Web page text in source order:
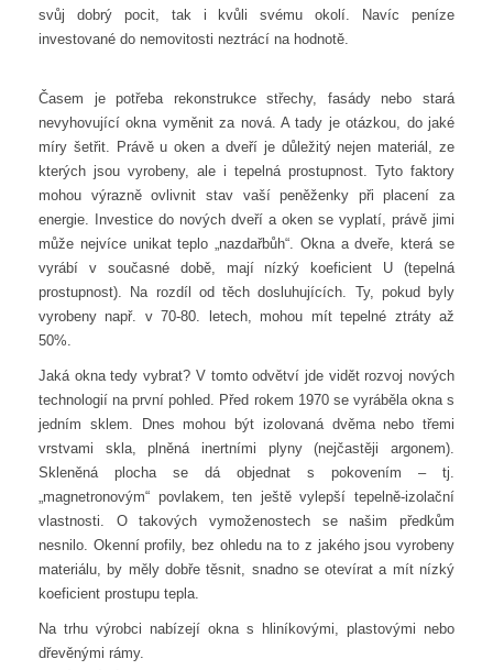
svůj dobrý pocit, tak i kvůli svému okolí. Navíc peníze
investované do nemovitosti neztrácí na hodnotě.
Časem je potřeba rekonstrukce střechy, fasády nebo stará
nevyhovující okna vyměnit za nová. A tady je otázkou, do jaké
míry šetřit. Právě u oken a dveří je důležitý nejen materiál, ze
kterých jsou vyrobeny, ale i tepelná prostupnost. Tyto faktory
mohou výrazně ovlivnit stav vaší peněženky při placení za
energie. Investice do nových dveří a oken se vyplatí, právě jimi
může nejvíce unikat teplo „nazdařbůh“. Okna a dveře, která se
vyrábí v současné době, mají nízký koeficient U (tepelná
prostupnost). Na rozdíl od těch dosluhujících. Ty, pokud byly
vyrobeny např. v 70-80. letech, mohou mít tepelné ztráty až
50%.
Jaká okna tedy vybrat? V tomto odvětví jde vidět rozvoj nových
technologií na první pohled. Před rokem 1970 se vyráběla okna s
jedním sklem. Dnes mohou být izolovaná dvěma nebo třemi
vrstvami skla, plněná inertními plyny (nejčastěji argonem).
Skleněná plocha se dá objednat s pokovením – tj.
„magnetronovým“ povlakem, ten ještě vylepší tepelně-izolační
vlastnosti. O takových vymoženostech se našim předkům
nesnilo. Okenní profily, bez ohledu na to z jakého jsou vyrobeny
materiálu, by měly dobře těsnit, snadno se otevírat a mít nízký
koeficient prostupu tepla.
Na trhu výrobci nabízejí okna s hliníkovými, plastovými nebo
dřevěnými rámy.